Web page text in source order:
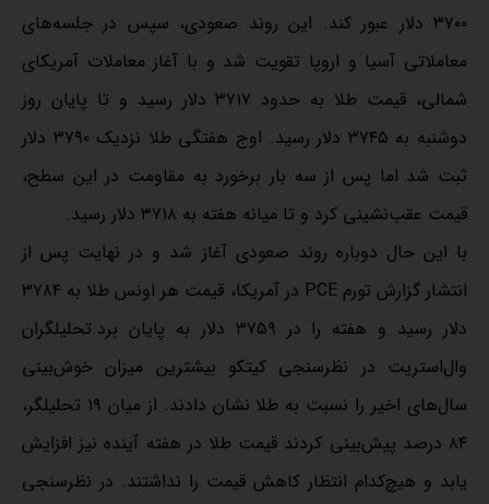
۳۷۰۰ دلار عبور کند. این روند صعودی، سپس در جلسه‌های
معاملاتی آسیا و اروپا تقویت شد و با آغاز معاملات آمریکای
شمالی، قیمت طلا به حدود ۳۷۱۷ دلار رسید و تا پایان روز
دوشنبه به ۳۷۴۵ دلار رسید. اوج هفتگی طلا نزدیک ۳۷۹۰ دلار
ثبت شد اما پس از سه بار برخورد به مقاومت در این سطح،
قیمت عقب‌نشینی کرد و تا میانه هفته به ۳۷۱۸ دلار رسید.
با این حال دوباره روند صعودی آغاز شد و در نهایت پس از
انتشار گزارش تورم PCE در آمریکا، قیمت هر اونس طلا به ۳۷۸۴
دلار رسید و هفته را در ۳۷۵۹ دلار به پایان برد.تحلیلگران
وال‌استریت در نظرسنجی کیتکو بیشترین میزان خوش‌بینی
سال‌های اخیر را نسبت به طلا نشان دادند. از میان ۱۹ تحلیلگر،
۸۴ درصد پیش‌بینی کردند قیمت طلا در هفته آینده نیز افزایش
یابد و هیچ‌کدام انتظار کاهش قیمت را نداشتند. در نظرسنجی